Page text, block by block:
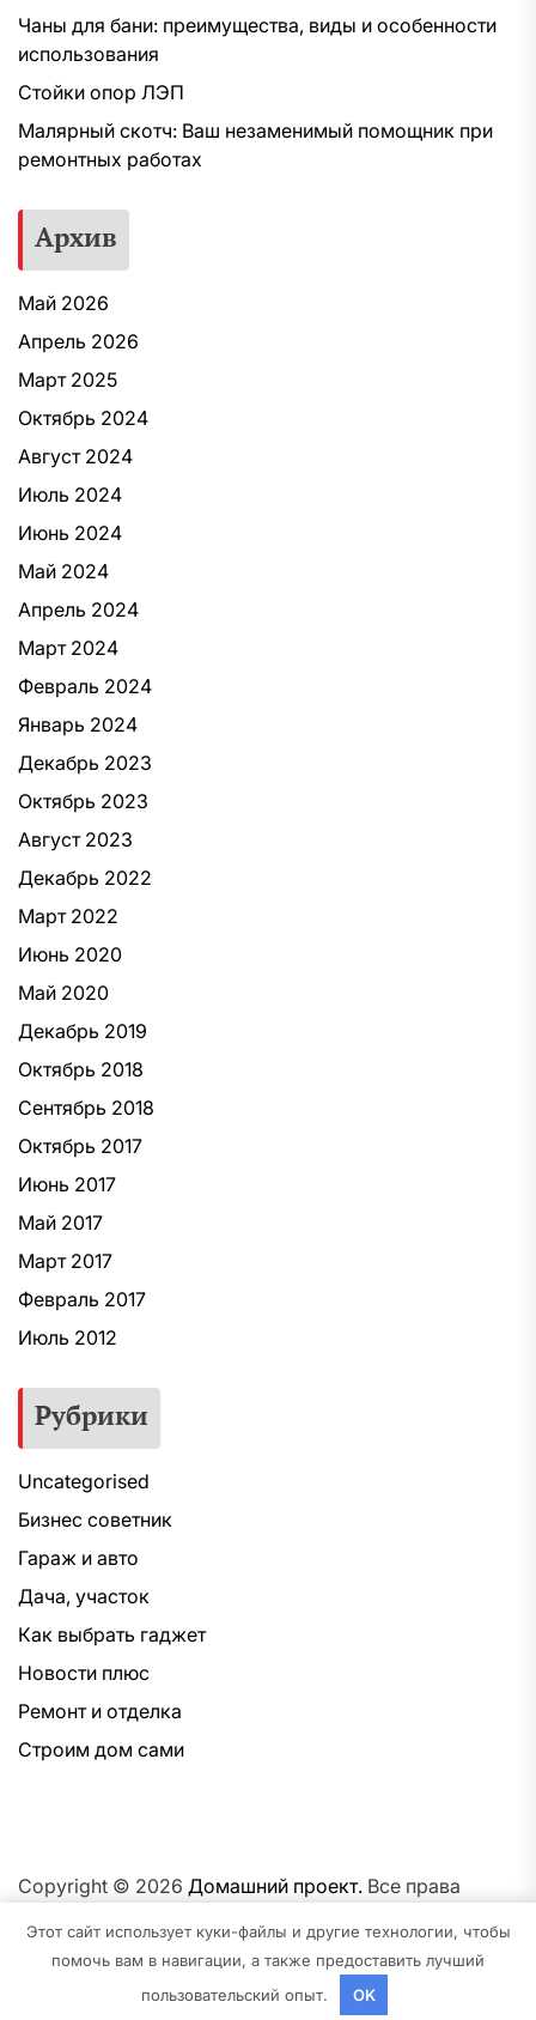
Чаны для бани: преимущества, виды и особенности
использования
Стойки опор ЛЭП
Малярный скотч: Ваш незаменимый помощник при
ремонтных работах
Архив
Май 2026
Апрель 2026
Март 2025
Октябрь 2024
Август 2024
Июль 2024
Июнь 2024
Май 2024
Апрель 2024
Март 2024
Февраль 2024
Январь 2024
Декабрь 2023
Октябрь 2023
Август 2023
Декабрь 2022
Март 2022
Июнь 2020
Май 2020
Декабрь 2019
Октябрь 2018
Сентябрь 2018
Октябрь 2017
Июнь 2017
Май 2017
Март 2017
Февраль 2017
Июль 2012
Рубрики
Uncategorised
Бизнес советник
Гараж и авто
Дача, участок
Как выбрать гаджет
Новости плюс
Ремонт и отделка
Строим дом сами
Copyright © 2026 Домашний проект. Все права
платформеWordPress.
Этот сайт использует куки-файлы и другие технологии, чтобы
помочь вам в навигации, а также предоставить лучший
пользовательский опыт.
OK